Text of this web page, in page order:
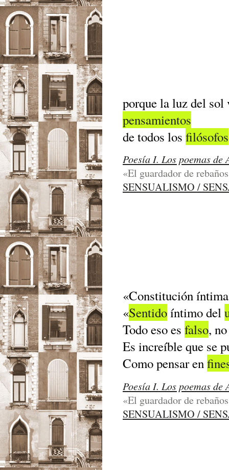
porque la luz del sol
pensamientos
de todos los filósofos
Poesía I. Los poemas
«El guardador de
SENSUALISMO /
«Constitución
«Sentidoíntimo del
Todo eso es falso,
Es increíble que se
Como pensar en
Poesía I. Los poemas
«El guardador de
SENSUALISMO /